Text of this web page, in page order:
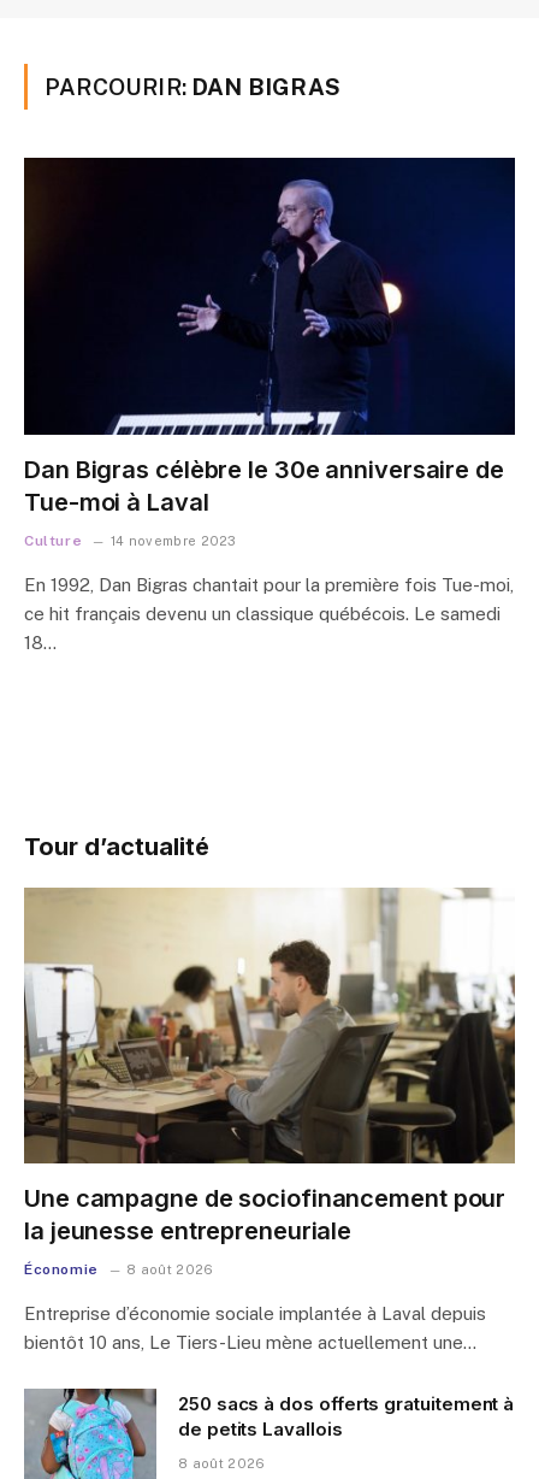
PARCOURIR: DAN BIGRAS
Dan Bigras célèbre le 30e anniversaire de
Tue-moi à Laval
Culture 14 novembre 2023
En 1992, Dan Bigras chantait pour la première fois Tue-moi,
ce hit français devenu un classique québécois. Le samedi
18…
Tour d’actualité
Une campagne de sociofinancement pour
la jeunesse entrepreneuriale
Économie 8 août 2026
Entreprise d’économie sociale implantée à Laval depuis
bientôt 10 ans, Le Tiers-Lieu mène actuellement une…
250 sacs à dos offerts gratuitement à
de petits Lavallois
8 août 2026